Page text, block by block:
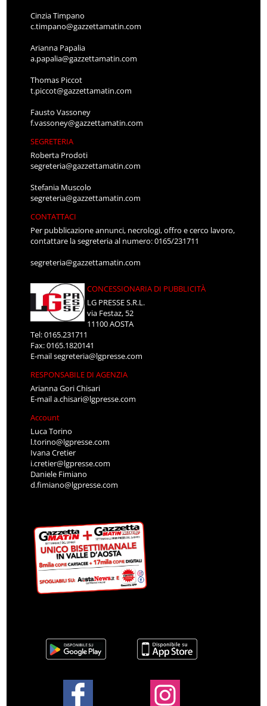
Cinzia Timpano
c.timpano@gazzettamatin.com
Arianna Papalia
a.papalia@gazzettamatin.com
Thomas Piccot
t.piccot@gazzettamatin.com
Fausto Vassoney
f.vassoney@gazzettamatin.com
SEGRETERIA
Roberta Prodoti
segreteria@gazzettamatin.com
Stefania Muscolo
segreteria@gazzettamatin.com
CONTATTACI
Per pubblicazione annunci, necrologi, offro e cerco lavoro,
contattare la segreteria al numero: 0165/231711
segreteria@gazzettamatin.com
CONCESSIONARIA DI PUBBLICITÀ
LG PRESSE S.R.L.
via Festaz, 52
11100 AOSTA
Tel: 0165.231711
Fax: 0165.1820141
E-mailsegreteria@lgpresse.com
RESPONSABILE DI AGENZIA
Arianna Gori Chisari
E-maila.chisari@lgpresse.com
Account
Luca Torino
l.torino@lgpresse.com
Ivana Cretier
i.cretier@lgpresse.com
Daniele Fimiano
d.fimiano@lgpresse.com